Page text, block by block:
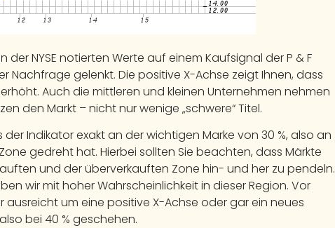
der NYSE notierten Werte auf einem Kaufsignal der P & F
Nachfrage gelenkt. Die positive X-Achse zeigt Ihnen, dass
Auch die mittleren und kleinen Unternehmen nehmen
den Markt – nicht nur wenige „schwere“ Titel.
Indikator exakt an der wichtigen Marke von 30 %, also an
gedreht hat. Hierbei sollten Sie beachten, dass Märkte
und der überverkauften Zone hin- und her zu pendeln.
wir mit hoher Wahrscheinlichkeit in dieser Region. Vor
um eine positive X-Achse oder gar ein neues
bei 40 % geschehen.